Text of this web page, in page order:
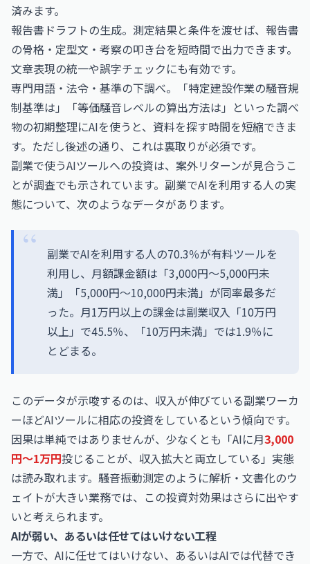
済みます。
報告書ドラフトの生成。測定結果と条件を渡せば、報告書
の骨格・定型文・考察の叩き台を短時間で出力できます。
文章表現の統一や誤字チェックにも有効です。
専門用語・法令・基準の下調べ。「特定建設作業の騒音規
制基準は」「等価騒音レベルの算出方法は」といった調べ
物の初期整理にAIを使うと、資料を探す時間を短縮できま
す。ただし後述の通り、これは裏取りが必須です。
副業で使うAIツールへの投資は、案外リターンが見合うこ
とが調査でも示されています。副業でAIを利用する人の実
態について、次のようなデータがあります。
副業でAIを利用する人の70.3％が有料ツールを
利用し、月額課金額は「3,000円〜5,000円未
満」「5,000円〜10,000円未満」が同率最多だ
った。月1万円以上の課金は副業収入「10万円
以上」で45.5％、「10万円未満」では1.9％に
とどまる。
このデータが示唆するのは、収入が伸びている副業ワーカ
ーほどAIツールに相応の投資をしているという傾向です。
因果は単純ではありませんが、少なくとも「AIに月3,000
円〜1万円投じることが、収入拡大と両立している」実態
は読み取れます。騒音振動測定のように解析・文書化のウ
ェイトが大きい業務では、この投資対効果はさらに出やす
いと考えられます。
AIが弱い、あるいは任せてはいけない工程
一方で、AIに任せてはいけない、あるいはAIでは代替でき